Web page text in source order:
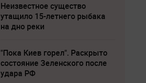
Неизвестное существо
утащило 15-летнего рыбака
на дно реки
"Пока Киев горел". Раскрыто
состояние Зеленского после
удара РФ